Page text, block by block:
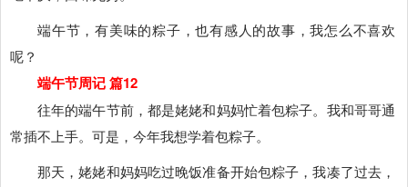
端午节，有美味的粽子，也有感人的故事，我怎么不喜欢
呢？
端午节周记 篇12
往年的端午节前，都是姥姥和妈妈忙着包粽子。我和哥哥通
常插不上手。可是，今年我想学着包粽子。
那天，姥姥和妈妈吃过晚饭准备开始包粽子，我凑了过去，